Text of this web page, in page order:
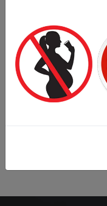
Don Papa Baroko
700 ml/ 40%